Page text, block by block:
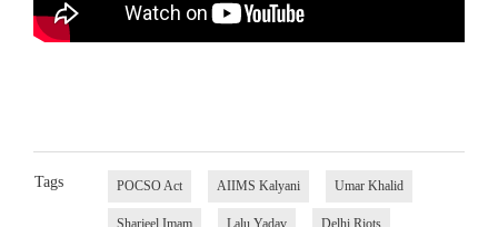
Tags POCSO Act AIIMS Kalyani Umar Khalid